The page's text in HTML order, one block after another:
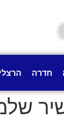
חדרה